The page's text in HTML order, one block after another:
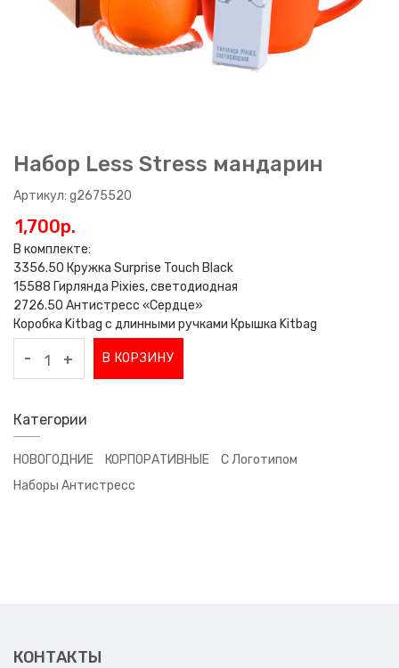
Набор Less Stress мандарин
Артикул: g2675520
1,700p.
В комплекте:
3356.50 Кружка Surprise Touch Black
15588 Гирлянда Pixies, светодиодная
2726.50 Антистресс «Сердце»
Коробка Kitbag с длинными ручками Крышка Kitbag
- + В КОРЗИНУ
Категории
НОВОГОДНИЕ КОРПОРАТИВНЫЕ
С Логотипом
Наборы Антистресс
КОНТАКТЫ